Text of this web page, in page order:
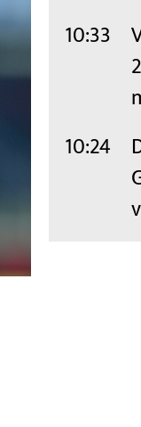
10:33
10:24